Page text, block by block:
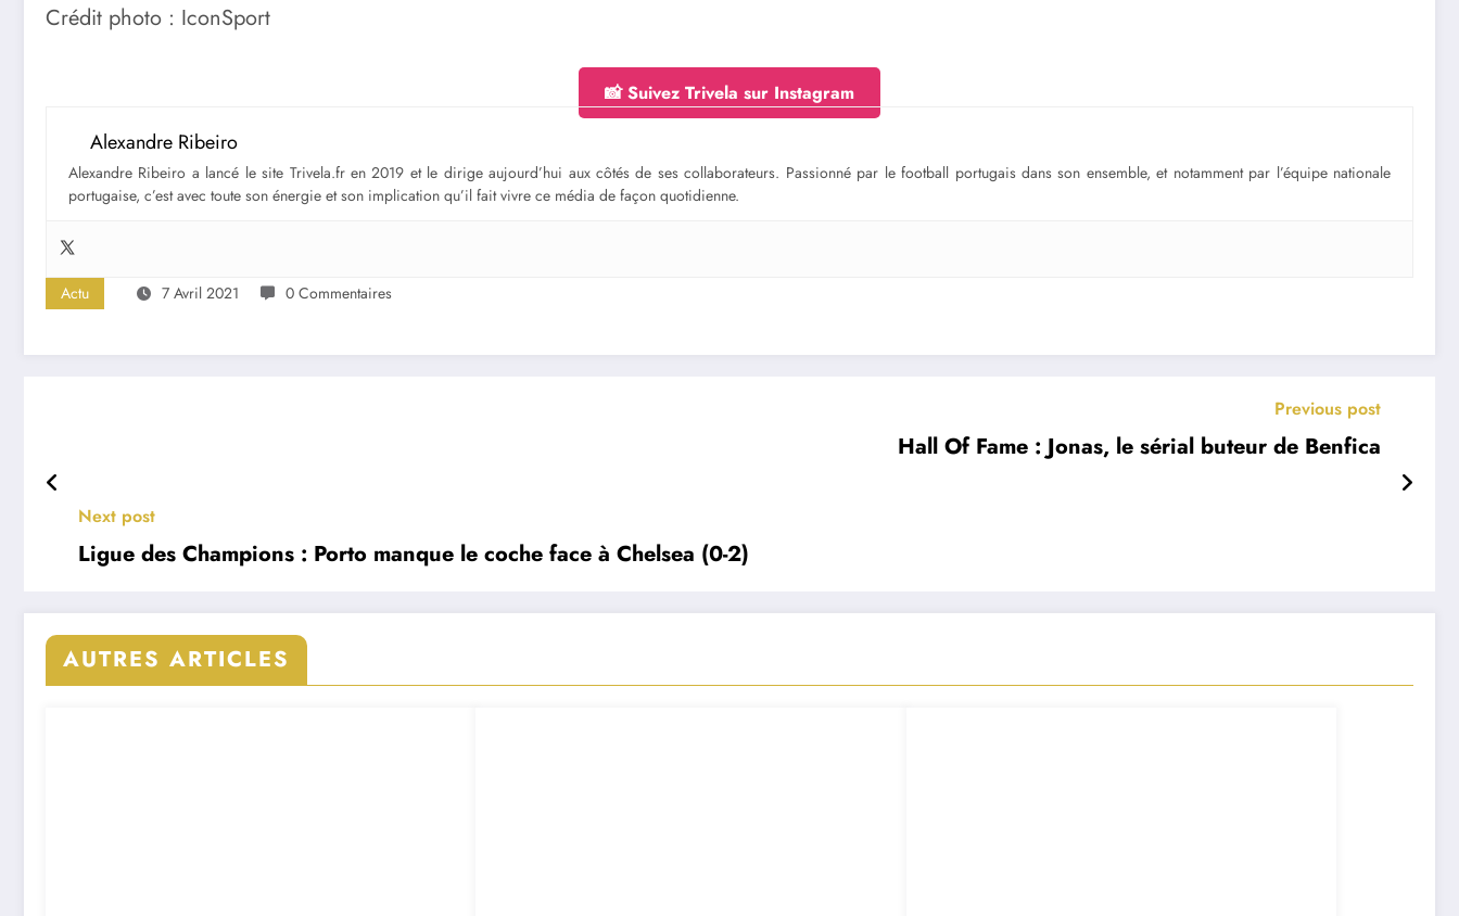
Crédit photo : IconSport
📸 Suivez Trivela sur Instagram
Alexandre Ribeiro
Alexandre Ribeiro a lancé le site Trivela.fr en 2019 et le dirige aujourd’hui aux côtés de ses collaborateurs. Passionné par le football portugais dans son ensemble, et notamment par l’équipe nationale
portugaise, c’est avec toute son énergie et son implication qu’il fait vivre ce média de façon quotidienne.
Actu 7 Avril 2021 0 Commentaires
Previous post
Hall Of Fame : Jonas, le sérial buteur de Benfica
Next post
Ligue des Champions : Porto manque le coche face à Chelsea (0-2)
AUTRES ARTICLES